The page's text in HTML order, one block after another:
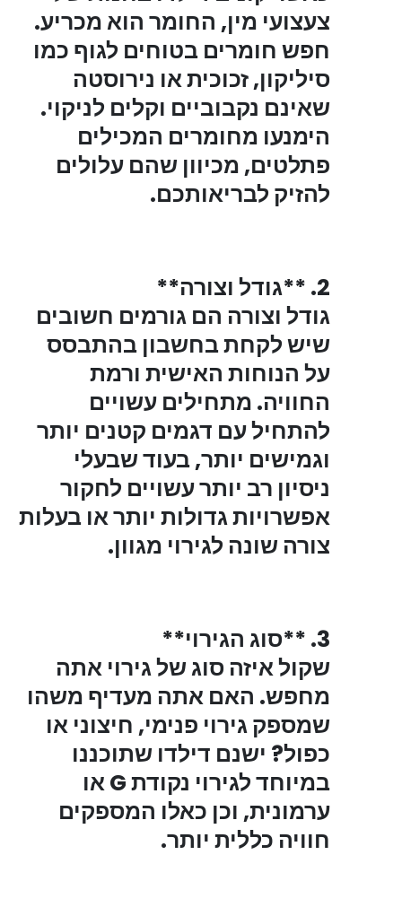
צעצועי מין, החומר הוא מכריע.
חפש חומרים בטוחים לגוף כמו
סיליקון, זכוכית או נירוסטה
שאינם נקבוביים וקלים לניקוי.
הימנעו מחומרים המכילים
פתלטים, מכיוון שהם עלולים
להזיק לבריאותכם.
2. **גודל וצורה**
גודל וצורה הם גורמים חשובים
שיש לקחת בחשבון בהתבסס
על הנוחות האישית ורמת
החוויה. מתחילים עשויים
להתחיל עם דגמים קטנים יותר
וגמישים יותר, בעוד שבעלי
ניסיון רב יותר עשויים לחקור
אפשרויות גדולות יותר או בעלות
צורה שונה לגירוי מגוון.
3. **סוג הגירוי**
שקול איזה סוג של גירוי אתה
מחפש. האם אתה מעדיף משהו
שמספק גירוי פנימי, חיצוני או
כפול? ישנם דילדו שתוכננו
במיוחד לגירוי נקודת G או
ערמונית, וכן כאלו המספקים
חוויה כללית יותר.